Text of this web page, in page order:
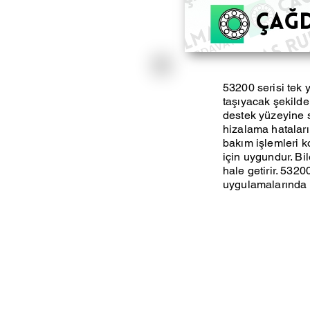
53200 serisi tek
taşıyacak
destek yüzeyine
hizalama
bakım işlemleri
için uygundur.
hale getirir.